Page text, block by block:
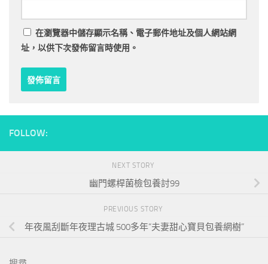
在瀏覽器中儲存顯示名稱、電子郵件地址及個人網站網
址，以供下次發佈留言時使用。
FOLLOW:
NEXT STORY
幽門螺桿菌檢包養討99
PREVIOUS STORY
年夜風刮斷年夜理古城 500多年“夫妻甜心寶貝包養網樹”